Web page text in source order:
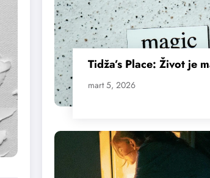
Tidža’s Place: Život je
mart 5, 2026